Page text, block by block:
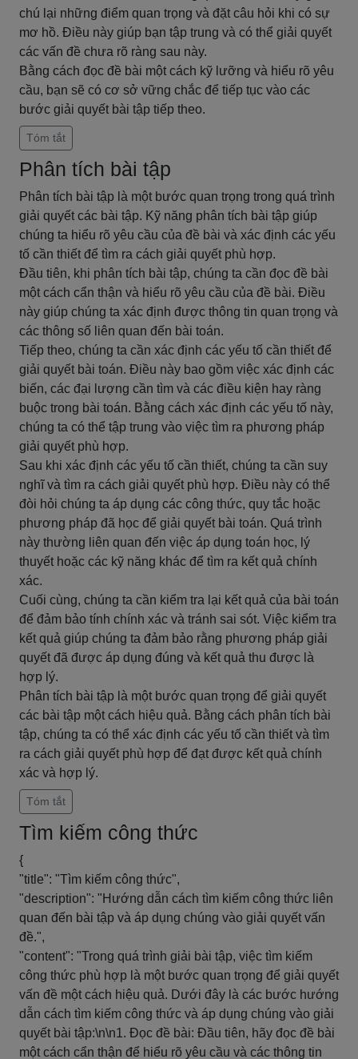
chú lại những điểm quan trọng và đặt câu hỏi khi có sự
mơ hồ. Điều này giúp bạn tập trung và có thể giải quyết
các vấn đề chưa rõ ràng sau này.
Bằng cách đọc đề bài một cách kỹ lưỡng và hiểu rõ yêu
cầu, bạn sẽ có cơ sở vững chắc để tiếp tục vào các
bước giải quyết bài tập tiếp theo.
Tóm tắt
Phân tích bài tập
Phân tích bài tập là một bước quan trọng trong quá trình
giải quyết các bài tập. Kỹ năng phân tích bài tập giúp
chúng ta hiểu rõ yêu cầu của đề bài và xác định các yếu
tố cần thiết để tìm ra cách giải quyết phù hợp.
Đầu tiên, khi phân tích bài tập, chúng ta cần đọc đề bài
một cách cẩn thận và hiểu rõ yêu cầu của đề bài. Điều
này giúp chúng ta xác định được thông tin quan trọng và
các thông số liên quan đến bài toán.
Tiếp theo, chúng ta cần xác định các yếu tố cần thiết để
giải quyết bài toán. Điều này bao gồm việc xác định các
biến, các đại lượng cần tìm và các điều kiện hay ràng
buộc trong bài toán. Bằng cách xác định các yếu tố này,
chúng ta có thể tập trung vào việc tìm ra phương pháp
giải quyết phù hợp.
Sau khi xác định các yếu tố cần thiết, chúng ta cần suy
nghĩ và tìm ra cách giải quyết phù hợp. Điều này có thể
đòi hỏi chúng ta áp dụng các công thức, quy tắc hoặc
phương pháp đã học để giải quyết bài toán. Quá trình
này thường liên quan đến việc áp dụng toán học, lý
thuyết hoặc các kỹ năng khác để tìm ra kết quả chính
xác.
Cuối cùng, chúng ta cần kiểm tra lại kết quả của bài toán
để đảm bảo tính chính xác và tránh sai sót. Việc kiểm tra
kết quả giúp chúng ta đảm bảo rằng phương pháp giải
quyết đã được áp dụng đúng và kết quả thu được là
hợp lý.
Phân tích bài tập là một bước quan trọng để giải quyết
các bài tập một cách hiệu quả. Bằng cách phân tích bài
tập, chúng ta có thể xác định các yếu tố cần thiết và tìm
ra cách giải quyết phù hợp để đạt được kết quả chính
xác và hợp lý.
Tóm tắt
Tìm kiếm công thức
{
"title": "Tìm kiếm công thức",
"description": "Hướng dẫn cách tìm kiếm công thức liên
quan đến bài tập và áp dụng chúng vào giải quyết vấn
đề.",
"content": "Trong quá trình giải bài tập, việc tìm kiếm
công thức phù hợp là một bước quan trọng để giải quyết
vấn đề một cách hiệu quả. Dưới đây là các bước hướng
dẫn cách tìm kiếm công thức và áp dụng chúng vào giải
quyết bài tập:\n\n1. Đọc đề bài: Đầu tiên, hãy đọc đề bài
một cách cẩn thận để hiểu rõ yêu cầu và các thông tin